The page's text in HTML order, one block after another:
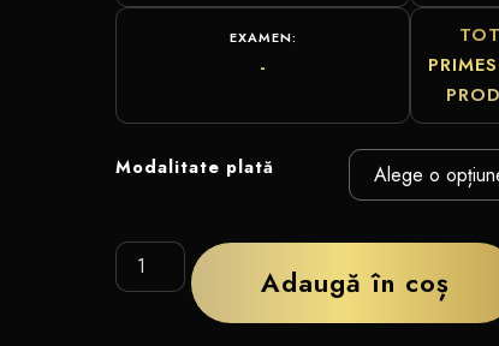
EXAMEN:
-
Modalitate plată
Adaugă în coș